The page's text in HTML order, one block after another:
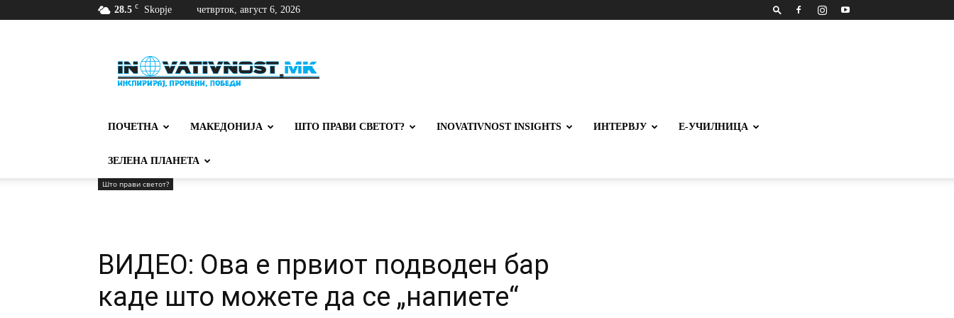
28.5 C Skopje четврток, август 6, 2026
ПОЧЕТНА МАКЕДОНИЈА ШТО ПРАВИ СВЕТОТ? INOVATIVNOST INSIGHTS ИНТЕРВЈУ Е-УЧИЛНИЦА
ЗЕЛЕНА ПЛАНЕТА
Што прави светот?
ВИДЕО: Ова е првиот подводен бар
каде што можете да се „напиете“